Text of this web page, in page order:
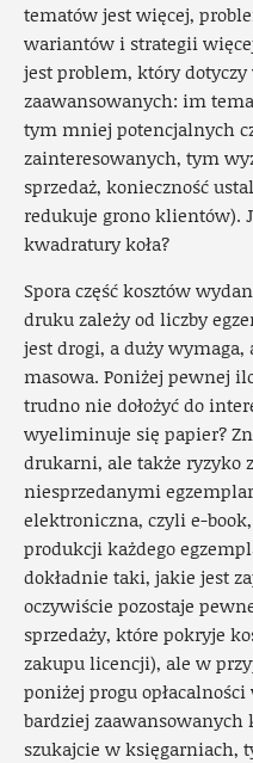
tematów jest więcej,
wariantów i strategii
jest problem, który
zaawansowanych: im
tym mniej potencjalnych
zainteresowanych, tym
sprzedaż, konieczność
redukuje grono klientów).
kwadratury koła?
Spora część kosztów
druku zależy od liczby
jest drogi, a duży wymaga,
masowa. Poniżej pewnej
trudno nie dołożyć do
wyeliminuje się papier?
drukarni, ale także ryzyko
niesprzedanymi
elektroniczna, czyli e-
produkcji każdego
dokładnie taki, jakie jest
oczywiście pozostaje
sprzedaży, które pokryje
zakupu licencji), ale w
poniżej progu
bardziej zaawansowanych
szukajcie w księgarniach,